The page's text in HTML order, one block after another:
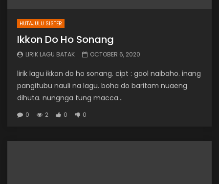
HUTAJULU SISTER
Ikkon Do Ho Sonang
LIRIK LAGU BATAK OCTOBER 6, 2020
lirik lagu ikkon do ho sonang. cipt : gaol naibaho. inang
pangitubu nauli na lagu. boha do baritam nuaeng
dihuta. nungnga tung macca...
0 2 0 0